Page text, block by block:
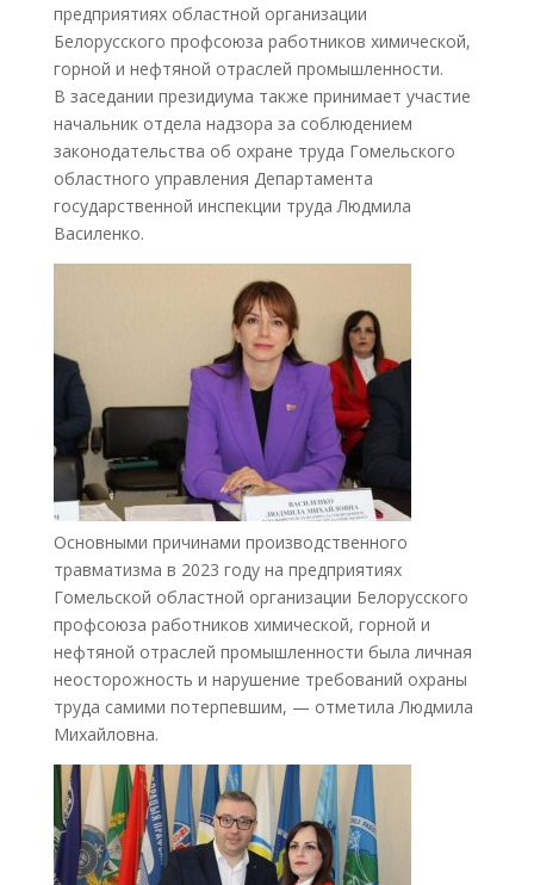
предприятиях областной организации
Белорусского профсоюза работников химической,
горной и нефтяной отраслей промышленности.
В заседании президиума также принимает участие
начальник отдела надзора за соблюдением
законодательства об охране труда Гомельского
областного управления Департамента
государственной инспекции труда Людмила
Василенко.
Основными причинами производственного
травматизма в 2023 году на предприятиях
Гомельской областной организации Белорусского
профсоюза работников химической, горной и
нефтяной отраслей промышленности была личная
неосторожность и нарушение требований охраны
труда самими потерпевшим, — отметила Людмила
Михайловна.